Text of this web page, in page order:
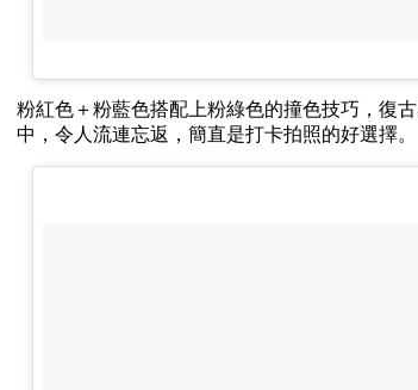
粉紅色＋粉藍色搭配上粉綠色的撞色技巧，復
中，令人流連忘返，簡直是打卡拍照的好選擇。